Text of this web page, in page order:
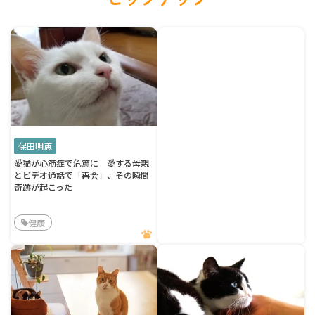
保田明恵
愛猫が心筋症で危篤に 愛する母親
とビデオ通話で「再会」、その瞬間
奇跡が起こった
健康